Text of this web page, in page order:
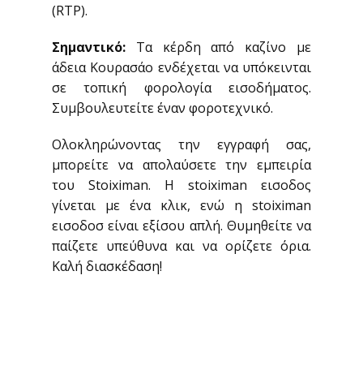
(RTP).
Σημαντικό: Τα κέρδη από καζίνο με
άδεια Κουρασάο ενδέχεται να υπόκεινται
σε τοπική φορολογία εισοδήματος.
Συμβουλευτείτε έναν φοροτεχνικό.
Ολοκληρώνοντας την εγγραφή σας,
μπορείτε να απολαύσετε την εμπειρία
του Stoiximan. Η stoiximan εισοδος
γίνεται με ένα κλικ, ενώ η stoiximan
εισοδοσ είναι εξίσου απλή. Θυμηθείτε να
παίζετε υπεύθυνα και να ορίζετε όρια.
Καλή διασκέδαση!